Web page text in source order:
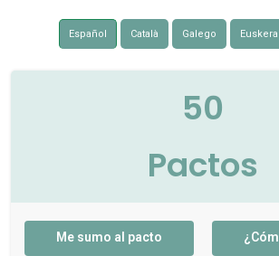
Español Català Galego Euskera
50
Pactos
Me sumo al pacto